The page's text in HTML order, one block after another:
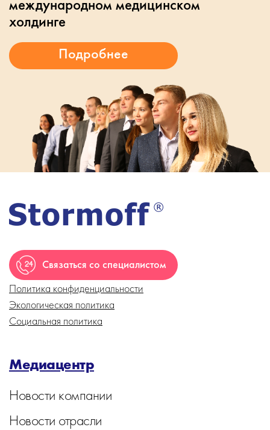
международном медицинском
холдинге
Связаться со специалистом
Политика конфиденциальности
Экологическая политика
Социальная политика
Медиацентр
Новости компании
Новости отрасли